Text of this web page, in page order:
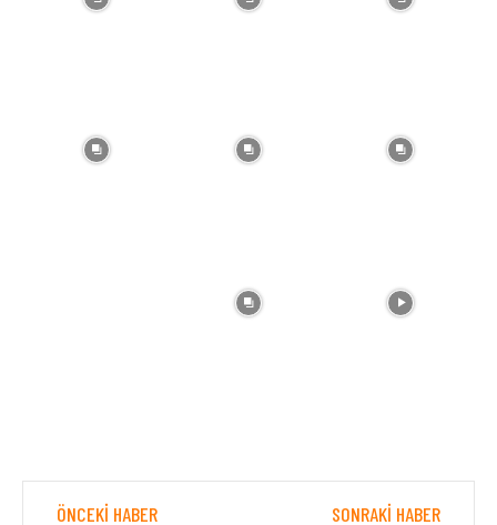
ÖNCEKI HABER SONRAKI HABER